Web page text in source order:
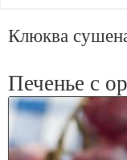
Клюква
Печенье с